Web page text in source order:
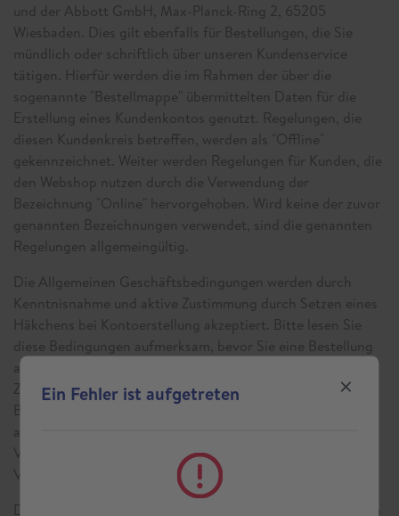
und der Abbott GmbH, Max-Planck-Ring 2, 65205
Wiesbaden. Dies gilt ebenfalls für Bestellungen, die Sie
mündlich oder schriftlich über unseren Kundenservice
tätigen. Hierfür werden die im Rahmen der über die
sogenannte "Bestellmappe" übermittelten Daten für die
Erstellung eines Kundenkontos genutzt. Regelungen, die
diesen Kundenkreis betreffen, werden als "Offline"
gekennzeichnet. Weiter werden Regelungen für Kunden, die
den Webshop nutzen durch die Verwendung der
Bezeichnung "Online" hervorgehoben. Wird keine der zuvor
genannten Bezeichnungen verwendet, sind die genannten
Regelungen allgemeingültig.
Die Allgemeinen Geschäftsbedingungen werden durch
Kenntnisnahme und aktive Zustimmung durch Setzen eines
Häkchens bei Kontoerstellung akzeptiert. Bitte lesen Sie
diese Bedingungen aufmerksam, bevor Sie eine Bestellung
an die Abbott GmbH aufgeben oder ein Rezept einreichen.
Zusätzlich werden Sie im Rahmen der Aufgabe einer
Bestellung oder der Einreichung eines Rezepts
aufgefordert, sich mit der Anwendung dieser
Verkaufsbedingungen auf Ihre Bestellung oder Ihren
Versorgungswunsch einverstanden zu erklären.
Die Abbott GmbH behält sich vor, jederzeit Änderungen an
Ein Fehler ist aufgetreten